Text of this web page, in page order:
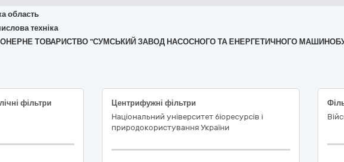
область
техніка
АКЦІОНЕРНЕ ТОВАРИСТВО "СУМСЬКИЙ ЗАВОД НАСОСНОГО ТА ЕНЕРГЕТИЧНОГО
фільтри
Центрифужні фільтри
Національний університет біоресурсів і
природокористування України